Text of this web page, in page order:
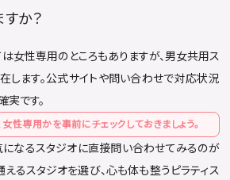
か？
は女性専用のところもありますが、男女共用ス
します。公式サイトや問い合わせで対応状況
です。
性専用かを事前にチェックしておきましょう。
なるスタジオに直接問い合わせてみるのが
えるスタジオを選び、心も体も整うピラティス